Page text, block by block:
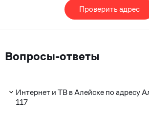
Проверить адрес
Вопросы-ответы
Интернет и ТВ в Алейске по адресу
117